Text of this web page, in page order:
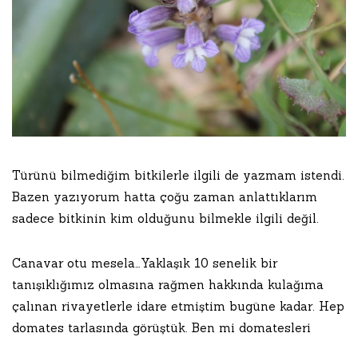
Türünü bilmediğim bitkilerle ilgili de yazmam istendi.
Bazen yazıyorum hatta çoğu zaman anlattıklarım
sadece bitkinin kim olduğunu bilmekle ilgili değil.
Canavar otu mesela…Yaklaşık 10 senelik bir
tanışıklığımız olmasına rağmen hakkında kulağıma
çalınan rivayetlerle idare etmiştim bugüne kadar. Hep
domates tarlasında görüştük. Ben mi domatesleri